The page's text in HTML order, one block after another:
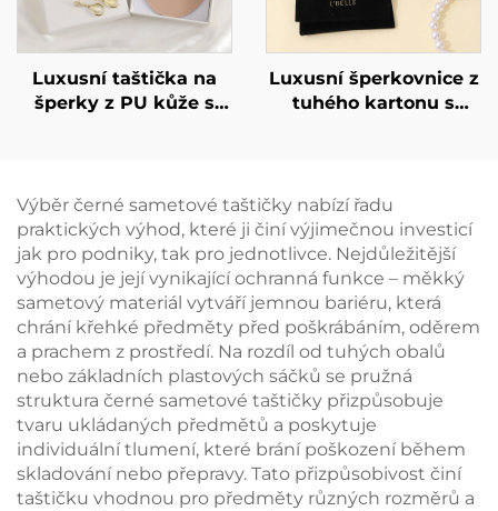
připraveno k odeslání
Luxusní taštička na
šperky z PU kůže s
vnitřní potah z
mikrovlákna pro
uskladnění náušnic,
prstenu a náhrdelníků
Luxusní šperkovnice z
tuhého kartonu s
uskladnění šperků s
mašličkovou úchytkou
pro balení náhrdelníků
a prstenů
Výběr černé sametové taštičky nabízí řadu
praktických výhod, které ji činí výjimečnou investicí
jak pro podniky, tak pro jednotlivce. Nejdůležitější
výhodou je její vynikající ochranná funkce – měkký
sametový materiál vytváří jemnou bariéru, která
chrání křehké předměty před poškrábáním, oděrem
a prachem z prostředí. Na rozdíl od tuhých obalů
nebo základních plastových sáčků se pružná
struktura černé sametové taštičky přizpůsobuje
tvaru ukládaných předmětů a poskytuje
individuální tlumení, které brání poškození během
skladování nebo přepravy. Tato přizpůsobivost činí
taštičku vhodnou pro předměty různých rozměrů a